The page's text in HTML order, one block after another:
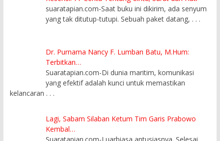
suaratapian.com-Saat buku ini dikirim, ada senyum
yang tak ditutup-tutupi. Sebuah paket datang, . . .
Dr. Purnama Nancy F. Lumban Batu, M.Hum:
Terbitkan…
Suaratapian.com-Di dunia maritim, komunikasi
yang efektif adalah kunci untuk memastikan
kelancaran . . .
Lagi, Sabam Silaban Ketum Tim Garis Prabowo
Kembal…